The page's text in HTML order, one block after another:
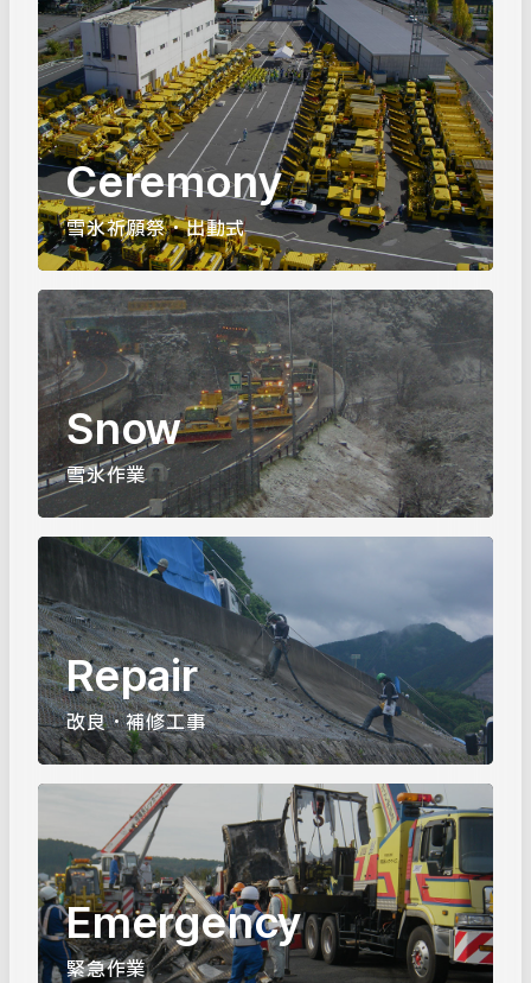
Ceremony
雪氷祈願祭・出動式
Snow
雪氷作業
Repair
改良・補修工事
Emergency
緊急作業